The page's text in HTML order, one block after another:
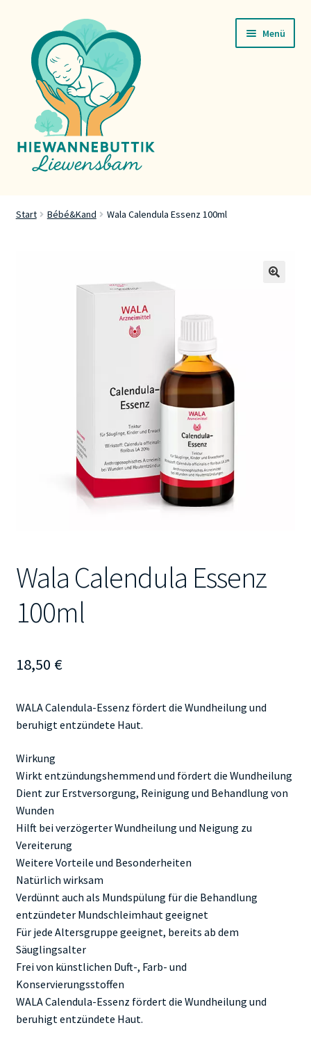
Navigation
springen
Inhalt
springen
Menü
Start Bébé&Kand Wala Calendula Essenz 100ml
Wala Calendula Essenz
100ml
18,50 €
WALA Calendula-Essenz fördert die Wundheilung und
beruhigt entzündete Haut.
Wirkung
Wirkt entzündungshemmend und fördert die Wundheilung
Dient zur Erstversorgung, Reinigung und Behandlung von
Wunden
Hilft bei verzögerter Wundheilung und Neigung zu
Vereiterung
Weitere Vorteile und Besonderheiten
Natürlich wirksam
Verdünnt auch als Mundspülung für die Behandlung
entzündeter Mundschleimhaut geeignet
Für jede Altersgruppe geeignet, bereits ab dem
Säuglingsalter
Frei von künstlichen Duft-, Farb- und
Konservierungsstoffen
WALA Calendula-Essenz fördert die Wundheilung und
beruhigt entzündete Haut.